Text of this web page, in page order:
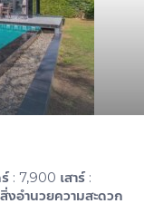
: 7,900 เสาร์ :
อำนวยความสะดวก